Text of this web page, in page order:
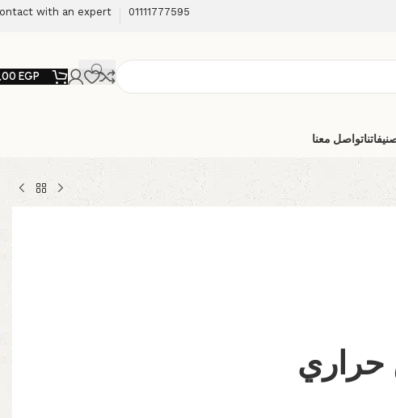
01111777595
with an expert
EGP
تواصل معنا
حراري